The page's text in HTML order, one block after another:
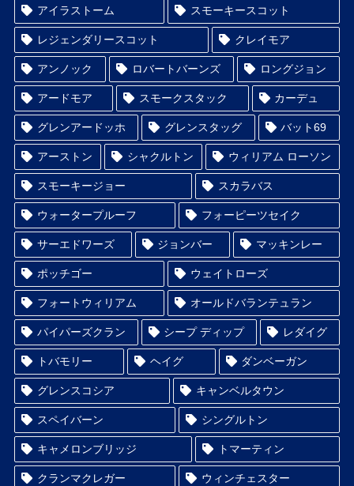
アイラストーム スモーキースコット
レジェンダリースコット クレイモア
アンノック ロバートバーンズ ロングジョン
アードモア スモークスタック カーデュ
グレンアードッホ グレンスタッグ バット69
アーストン シャクルトン ウィリアム ローソン
スモーキージョー スカラバス
ウォータープルーフ フォーピーツセイク
サーエドワーズ ジョンバー マッキンレー
ポッチゴー ウェイトローズ
フォートウィリアム オールドバランテュラン
パイパーズクラン シープ ディップ レダイグ
トバモリー ヘイグ ダンベーガン
グレンスコシア キャンベルタウン
スペイバーン シングルトン
キャメロンブリッジ トマーティン
クランマクレガー ウィンチェスター